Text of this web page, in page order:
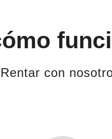
Rentar con